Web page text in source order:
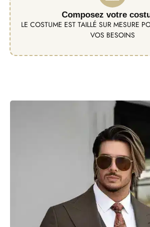
Composez votre
LE COSTUME EST TAILLÉ SUR MESURE
VOS BESOINS